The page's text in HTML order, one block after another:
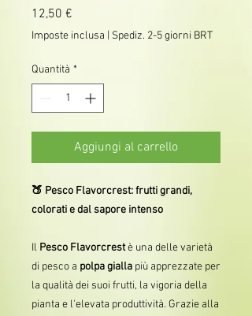
12,50 €
Imposte inclusa | Spediz. 2-5 giorni BRT
Quantità *
Aggiungi al carrello
🍑 Pesco Flavorcrest: frutti grandi,
colorati e dal sapore intenso
Il Pesco Flavorcrestè una delle varietà
di pesco a polpa gialla più apprezzate per
la qualità dei suoi frutti, la vigoria della
pianta e l'elevata produttività. Grazie alla